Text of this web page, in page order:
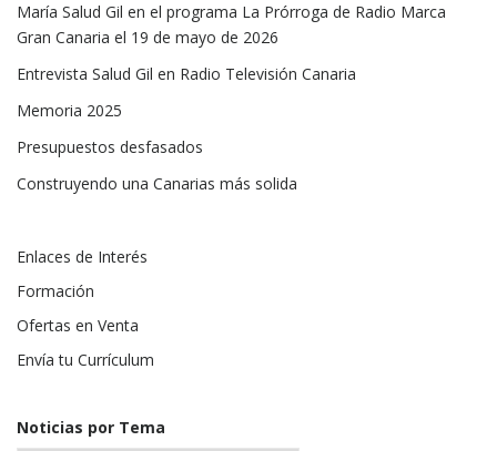
María Salud Gil en el programa La Prórroga de Radio Marca
Gran Canaria el 19 de mayo de 2026
Entrevista Salud Gil en Radio Televisión Canaria
Memoria 2025
Presupuestos desfasados
Construyendo una Canarias más solida
Enlaces de Interés
Formación
Ofertas en Venta
Envía tu Currículum
Noticias por Tema